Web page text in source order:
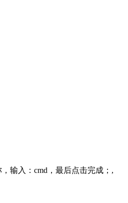
输入：cmd，最后点击完成；,